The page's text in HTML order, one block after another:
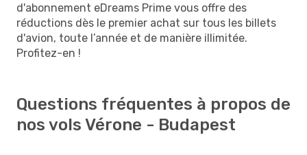
d'abonnement eDreams Prime vous offre des
réductions dès le premier achat sur tous les billets
d'avion, toute l’année et de manière illimitée.
Profitez-en !
Questions fréquentes à propos de
nos vols Vérone - Budapest